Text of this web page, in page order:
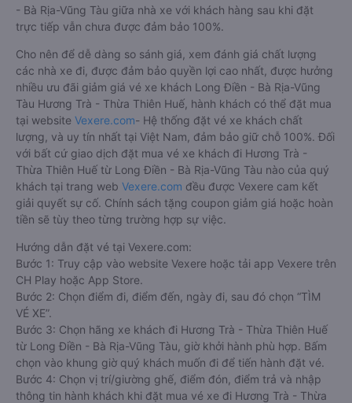
- Bà Rịa-Vũng Tàu giữa nhà xe với khách hàng sau khi đặt
trực tiếp vẫn chưa được đảm bảo 100%.
Cho nên để dễ dàng so sánh giá, xem đánh giá chất lượng
các nhà xe đi, được đảm bảo quyền lợi cao nhất, được hưởng
nhiều ưu đãi giảm giá vé xe khách Long Điền - Bà Rịa-Vũng
Tàu Hương Trà - Thừa Thiên Huế, hành khách có thể đặt mua
tại website Vexere.com- Hệ thống đặt vé xe khách chất
lượng, và uy tín nhất tại Việt Nam, đảm bảo giữ chỗ 100%. Đối
với bất cứ giao dịch đặt mua vé xe khách đi Hương Trà -
Thừa Thiên Huế từ Long Điền - Bà Rịa-Vũng Tàu nào của quý
khách tại trang web Vexere.com đều được Vexere cam kết
giải quyết sự cố. Chính sách tặng coupon giảm giá hoặc hoàn
tiền sẽ tùy theo từng trường hợp sự việc.
Hướng dẫn đặt vé tại Vexere.com:
Bước 1: Truy cập vào website Vexere hoặc tải app Vexere trên
CH Play hoặc App Store.
Bước 2: Chọn điểm đi, điểm đến, ngày đi, sau đó chọn “TÌM
VÉ XE”.
Bước 3: Chọn hãng xe khách đi Hương Trà - Thừa Thiên Huế
từ Long Điền - Bà Rịa-Vũng Tàu, giờ khởi hành phù hợp. Bấm
chọn vào khung giờ quý khách muốn đi để tiến hành đặt vé.
Bước 4: Chọn vị trí/giường ghế, điểm đón, điểm trả và nhập
thông tin hành khách khi đặt mua vé xe đi Hương Trà - Thừa